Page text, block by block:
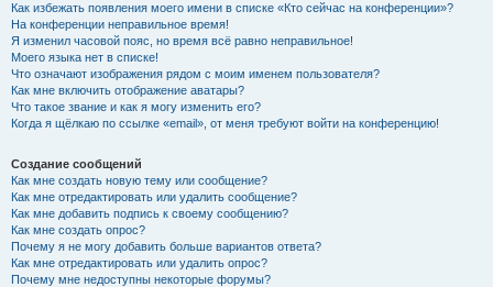
Как избежать появления моего имени в списке «Кто сейчас на конференции»?
На конференции неправильное время!
Я изменил часовой пояс, но время всё равно неправильное!
Моего языка нет в списке!
Что означают изображения рядом с моим именем пользователя?
Как мне включить отображение аватары?
Что такое звание и как я могу изменить его?
Когда я щёлкаю по ссылке «email», от меня требуют войти на конференцию!
Создание сообщений
Как мне создать новую тему или сообщение?
Как мне отредактировать или удалить сообщение?
Как мне добавить подпись к своему сообщению?
Как мне создать опрос?
Почему я не могу добавить больше вариантов ответа?
Как мне отредактировать или удалить опрос?
Почему мне недоступны некоторые форумы?